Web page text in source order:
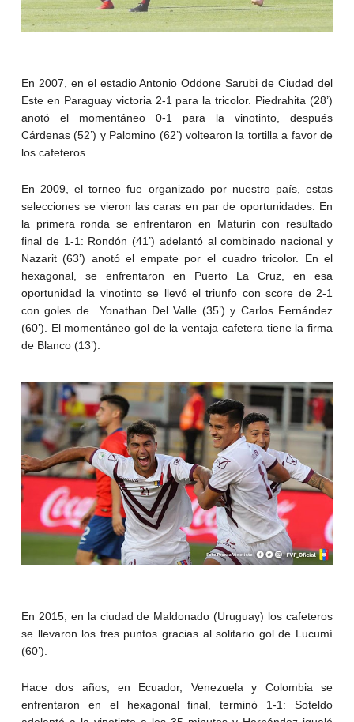
En 2007, en el estadio Antonio Oddone Sarubi de Ciudad del
Este en Paraguay victoria 2-1 para la tricolor. Piedrahita (28’)
anotó el momentáneo 0-1 para la vinotinto, después
Cárdenas (52’) y Palomino (62’) voltearon la tortilla a favor de
los cafeteros.
En 2009, el torneo fue organizado por nuestro país, estas
selecciones se vieron las caras en par de oportunidades. En
la primera ronda se enfrentaron en Maturín con resultado
final de 1-1: Rondón (41’) adelantó al combinado nacional y
Nazarit (63’) anotó el empate por el cuadro tricolor. En el
hexagonal, se enfrentaron en Puerto La Cruz, en esa
oportunidad la vinotinto se llevó el triunfo con score de 2-1
con goles de Yonathan Del Valle (35’) y Carlos Fernández
(60’). El momentáneo gol de la ventaja cafetera tiene la firma
de Blanco (13’).
En 2015, en la ciudad de Maldonado (Uruguay) los cafeteros
se llevaron los tres puntos gracias al solitario gol de Lucumí
(60’).
Hace dos años, en Ecuador, Venezuela y Colombia se
enfrentaron en el hexagonal final, terminó 1-1: Soteldo